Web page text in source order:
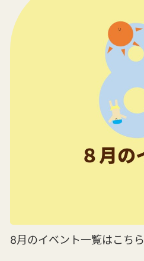
8月のイベント一覧はこちら